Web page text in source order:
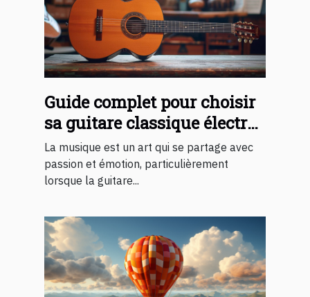
Guide complet pour choisir
sa guitare classique électro-
acoustique
La musique est un art qui se partage avec
passion et émotion, particulièrement
lorsque la guitare...